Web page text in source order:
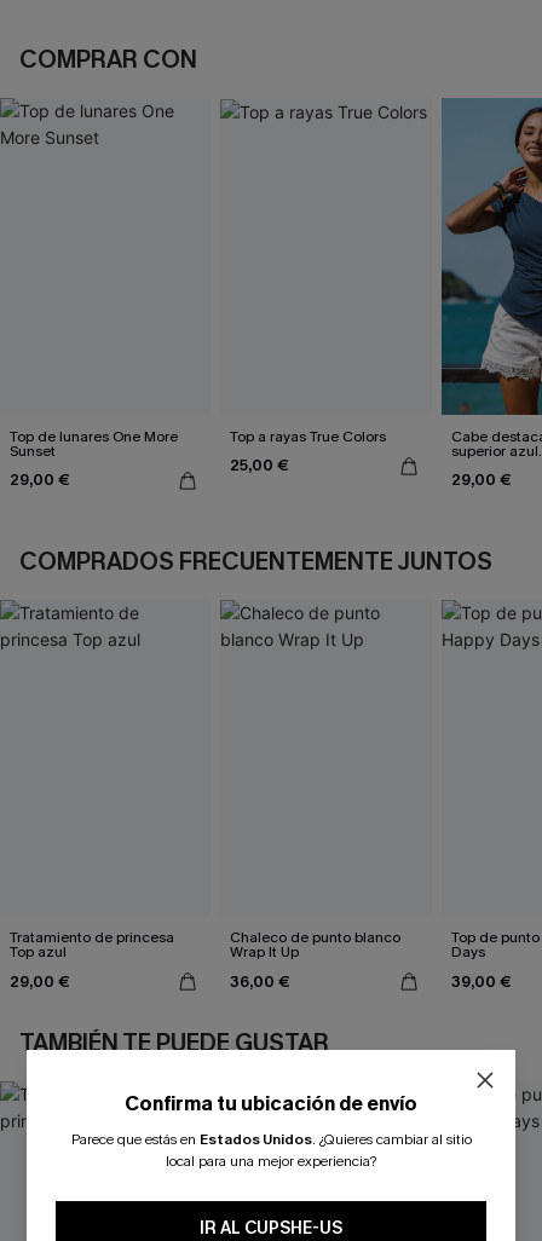
COMPRAR CON
Top de lunares One More
Sunset
29,00 €
Top a rayas True Colors
25,00 €
Cabe
superior azul.
29,00 €
COMPRADOS FRECUENTEMENTE JUNTOS
Tratamiento de princesa
Top azul
29,00 €
Chaleco de punto blanco
Wrap It Up
36,00 €
Top de
Days
39,00 €
TAMBIÉN TE PUEDE GUSTAR
Confirma tu ubicación de envío
Parece que estás en Estados Unidos. ¿Quieres cambiar al sitio
local para una mejor experiencia?
IR AL CUPSHE-US